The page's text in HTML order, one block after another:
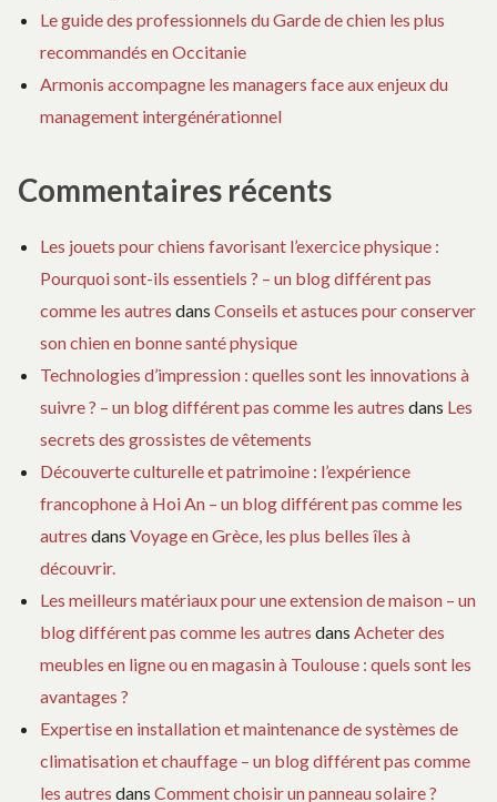
Le guide des professionnels du Garde de chien les plus
recommandés en Occitanie
Armonis accompagne les managers face aux enjeux du
management intergénérationnel
Commentaires récents
Les jouets pour chiens favorisant l’exercice physique :
Pourquoi sont-ils essentiels ? – un blog différent pas
comme les autres dans Conseils et astuces pour conserver
son chien en bonne santé physique
Technologies d’impression : quelles sont les innovations à
suivre ? – un blog différent pas comme les autres dans Les
secrets des grossistes de vêtements
Découverte culturelle et patrimoine : l’expérience
francophone à Hoi An – un blog différent pas comme les
autres dans Voyage en Grèce, les plus belles îles à
découvrir.
Les meilleurs matériaux pour une extension de maison – un
blog différent pas comme les autres dans Acheter des
meubles en ligne ou en magasin à Toulouse : quels sont les
avantages ?
Expertise en installation et maintenance de systèmes de
climatisation et chauffage – un blog différent pas comme
les autres dans Comment choisir un panneau solaire ?